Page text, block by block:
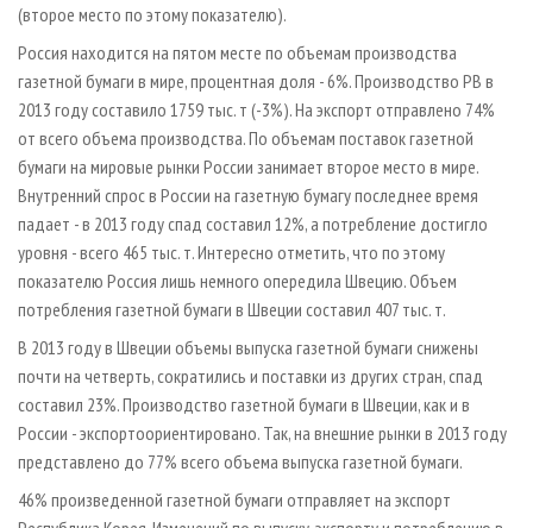
(второе место по этому показателю).
Россия находится на пятом месте по объемам производства
газетной бумаги в мире, процентная доля - 6%. Производство РВ в
2013 году составило 1759 тыс. т (-3%). На экспорт отправлено 74%
от всего объема производства. По объемам поставок газетной
бумаги на мировые рынки России занимает второе место в мире.
Внутренний спрос в России на газетную бумагу последнее время
падает - в 2013 году спад составил 12%, а потребление достигло
уровня - всего 465 тыс. т. Интересно отметить, что по этому
показателю Россия лишь немного опередила Швецию. Объем
потребления газетной бумаги в Швеции составил 407 тыс. т.
В 2013 году в Швеции объемы выпуска газетной бумаги снижены
почти на четверть, сократились и поставки из других стран, спад
составил 23%. Производство газетной бумаги в Швеции, как и в
России - экспортоориентировано. Так, на внешние рынки в 2013 году
представлено до 77% всего объема выпуска газетной бумаги.
46% произведенной газетной бумаги отправляет на экспорт